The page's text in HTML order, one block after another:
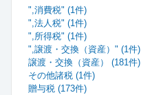
",消費税" (1件)
",法人税" (1件)
",所得税" (1件)
",譲渡・交換（資産）" (1件)
譲渡・交換（資産） (181件)
その他諸税 (1件)
贈与税 (173件)